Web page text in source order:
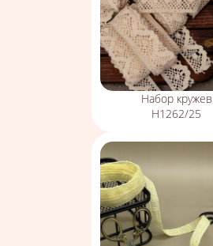
Набор кружев
Н1262/25